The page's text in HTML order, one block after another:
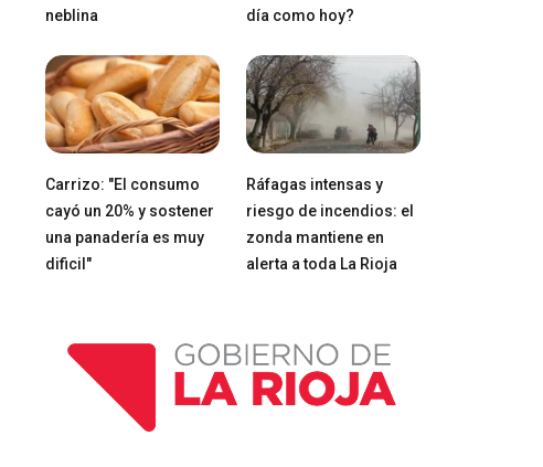
neblina
día como hoy?
Carrizo: "El consumo
cayó un 20% y sostener
una panadería es muy
dificil"
Ráfagas intensas y
riesgo de incendios: el
zonda mantiene en
alerta a toda La Rioja